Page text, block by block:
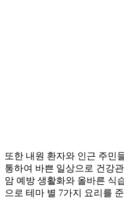
또한 내원 환자와 인근 주민
통하여 바쁜 일상으로 건강
암 예방 생활화와 올바른 식
으로 테마 별 7가지 요리를